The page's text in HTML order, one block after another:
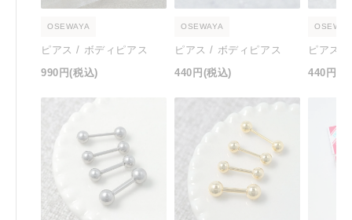
OSEWAYA
ピアス / ボディピアス
990円(税込)
OSEWAYA
ピアス / ボディピアス
440円 (税込)
ピアス /
440円